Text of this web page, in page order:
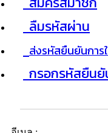
ลืมรหัสผ่าน
ส่งรหัสยืนยันการ
กรอกรหัสยืน